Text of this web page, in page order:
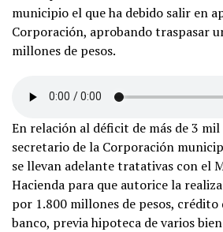
municipio el que ha debido salir en
Corporación, aprobando traspasar
millones de pesos.
En relación al déficit de más de 3
secretario de la Corporación
se llevan adelante tratativas con el
Hacienda para que autorice la
por 1.800 millones de pesos,
banco, previa hipoteca de varios